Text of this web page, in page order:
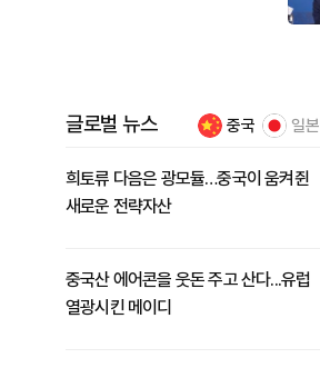
글로벌 뉴스 중국 일본
희토류 다음은 광모듈…중국이 움켜쥔
새로운 전략자산
중국산 에어콘을 웃돈 주고 산다...유럽
열광시킨 메이디